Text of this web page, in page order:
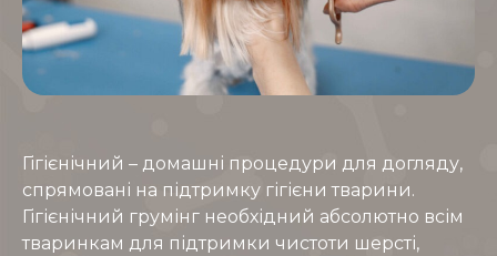
Гігієнічний – домашні процедури для догляду,
спрямовані на підтримку гігієни тварини.
Гігієнічний грумінг необхідний абсолютно всім
тваринкам для підтримки чистоти шерсті,